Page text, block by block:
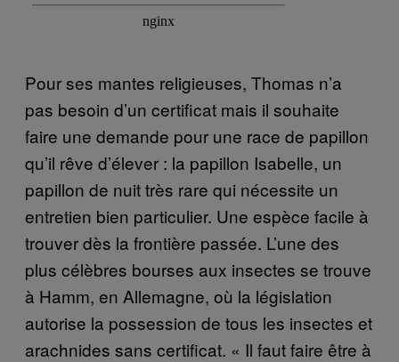
Pour ses mantes religieuses, Thomas n’a
pas besoin d’un certificat mais il souhaite
faire une demande pour une race de papillon
qu’il rêve d’élever : la papillon Isabelle, un
papillon de nuit très rare qui nécessite un
entretien bien particulier. Une espèce facile à
trouver dès la frontière passée. L’une des
plus célèbres bourses aux insectes se trouve
à Hamm, en Allemagne, où la législation
autorise la possession de tous les insectes et
arachnides sans certificat. « Il faut faire être à